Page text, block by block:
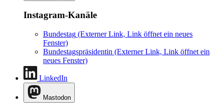
Instagram-Kanäle
Bundestag (Externer Link, Link öffnet ein neues
Fenster)
Bundestagspräsidentin (Externer Link, Link öffnet ein
neues Fenster)
LinkedIn
Mastodon